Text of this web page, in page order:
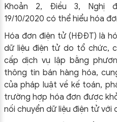
Khoản 2, Điều 3, Nghị
19/10/2020 có thể hiểu hóa
Hóa đơn điện tử (HĐĐT) là
dữ liệu điện tử do tổ chức,
cấp dịch vụ lập bằng
thông tin bán hàng hóa,
của pháp luật về kế toán,
trường hợp hóa đơn được
nối chuyển dữ liệu điện tử với